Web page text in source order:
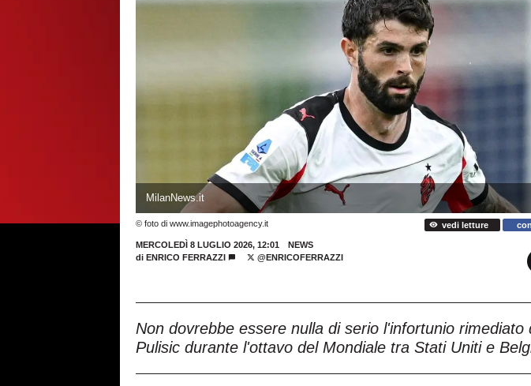
MilanNews.it
© foto di www.imagephotoagency.it vedi letture
MERCOLEDÌ 8 LUGLIO 2026, 12:01
NEWS
di ENRICO FERRAZZI @ENRICOFERRAZZI
Non dovrebbe essere nulla di serio l'infortunio rimediato
Pulisic durante l'ottavo del Mondiale tra Stati Uniti e